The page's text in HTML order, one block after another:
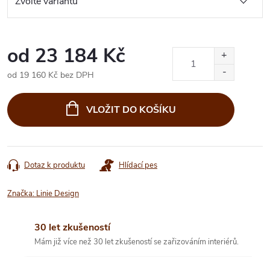
od 23 184 Kč
od 19 160 Kč bez DPH
cena:
VLOŽIT DO KOŠÍKU
Dotaz k produktu Hlídací pes
Značka: Linie Design
30 let zkušeností
Mám již více než 30 let zkušeností se zařizováním interiérů.